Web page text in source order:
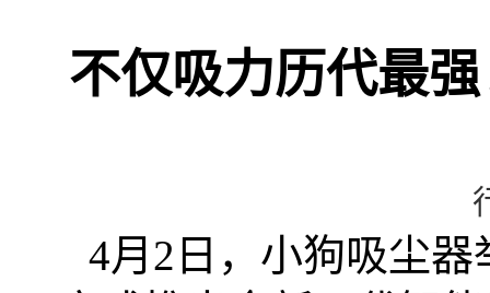
不仅吸力历代最
4月 2 日，小狗吸尘器